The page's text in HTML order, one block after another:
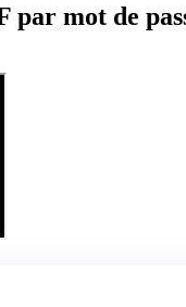
par mot de